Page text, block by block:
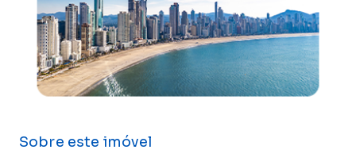
Sobre este imóvel